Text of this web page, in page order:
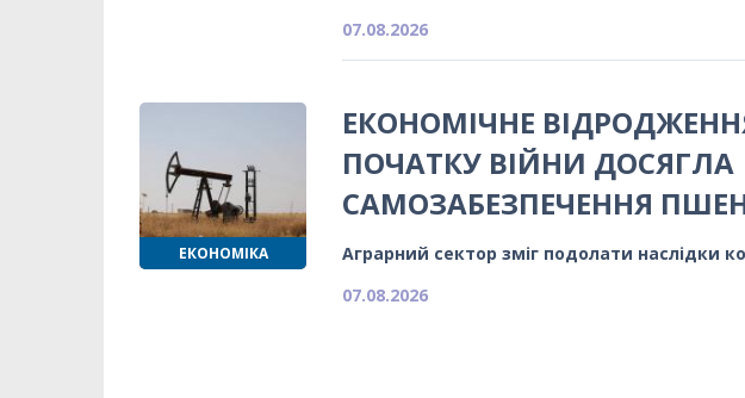
07.08.2026
ЕКОНОМІКА
ЕКОНОМІЧНЕ
ПОЧАТКУ ВІЙНИ ДОСЯГЛА
САМОЗАБЕЗПЕЧЕННЯ
Аграрний сектор зміг подолати наслідки
07.08.2026